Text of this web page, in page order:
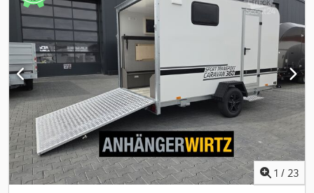
1 / 23